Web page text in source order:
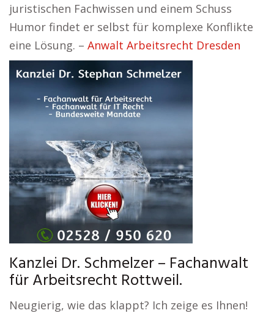
juristischen Fachwissen und einem Schuss
Humor findet er selbst für komplexe Konflikte
eine Lösung. – Anwalt Arbeitsrecht Dresden
Kanzlei Dr. Schmelzer – Fachanwalt
für Arbeitsrecht Rottweil.
Neugierig, wie das klappt? Ich zeige es Ihnen!